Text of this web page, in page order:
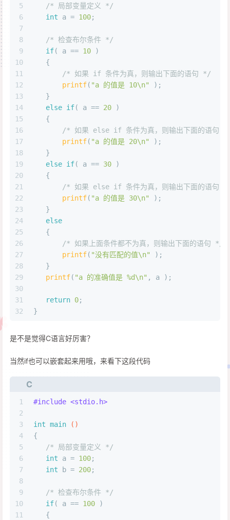
5
6
7
8
9
10
11
12
13
14
15
16
17
18
19
20
21
22
23
24
25
26
27
28
29
30
31
32
/* 局部变量定义 */
int a = 100;
/* 检查布尔条件 */
if( a == 10 )
   {
/* 如果 if 条件为真，则输出下面的语句 */
printf( "a 的值是 10\n"
);
   }
else if( a == 20 )
   {
/* 如果 else if 条件为真，则输出下面的语句
printf( "a 的值是 20\n"
);
   }
else if( a == 30 )
   {
/* 如果 else if 条件为真，则输出下面的语句
printf( "a 的值是 30\n"
);
   }
else
   {
/* 如果上面条件都不为真，则输出下面的语句 */
printf( "没有匹配的值\n"
);
   }
printf( "a 的准确值是 %d\n" , a );
return 0;
}
是不是觉得C语言好厉害？
当然if也可以嵌套起来用哦，来看下这段代码
C
1
2
3
4
5
6
7
8
9
10
11
#include <stdio.h>
int main
()
{
/* 局部变量定义 */
int a = 100;
int b = 200;
/* 检查布尔条件 */
if( a == 100 )
   {